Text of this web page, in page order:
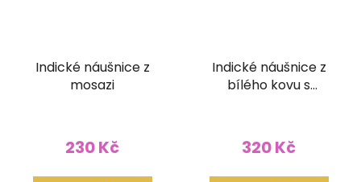
Indické náušnice z
mosazi
230 Kč
Indické náušnice z
bílého kovu s
320 Kč